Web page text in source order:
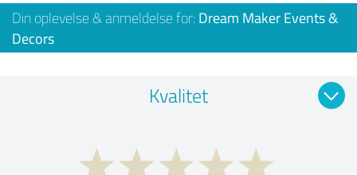
Din oplevelse & anmeldelse for: Dream Maker Events &
Decors
Kvalitet